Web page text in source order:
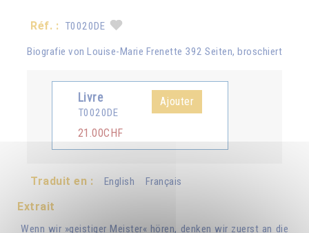
Réf. : T0020DE
Biografie von Louise-Marie Frenette 392 Seiten, broschiert
Livre
T0020DE
21.00CHF
Ajouter
Traduit en : English Français
Extrait
Wenn wir »geistiger Meister« hören, denken wir zuerst an die